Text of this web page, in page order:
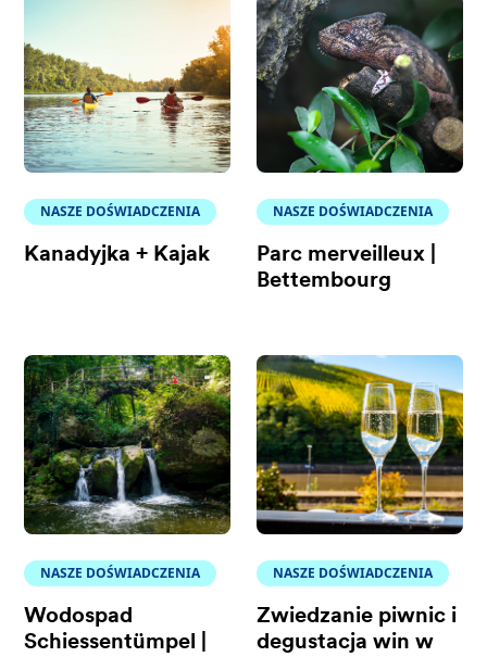
NASZE DOŚWIADCZENIA
Kanadyjka + Kajak
NASZE DOŚWIADCZENIA
Parc merveilleux |
Bettembourg
NASZE DOŚWIADCZENIA
Wodospad
Schiessentümpel |
NASZE DOŚWIADCZENIA
Zwiedzanie piwnic i
degustacja win w